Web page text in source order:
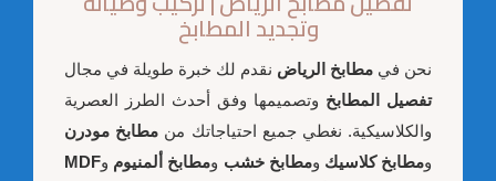
وتجديد المطابخ
نحن في مطابخ الرياض نقدم لك خبرة طويلة في مجال
تفصيل المطابخ وتصميمها وفق أحدث الطرز العصرية
والكلاسيكية. نغطي جميع احتياجاتك من مطابخ مودرن
ومطابخ كلاسيك ومطابخ خشب ومطابخ ألمنيوم وMDF